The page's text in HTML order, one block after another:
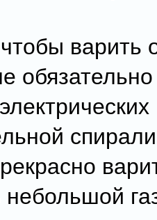
варить
небольшой